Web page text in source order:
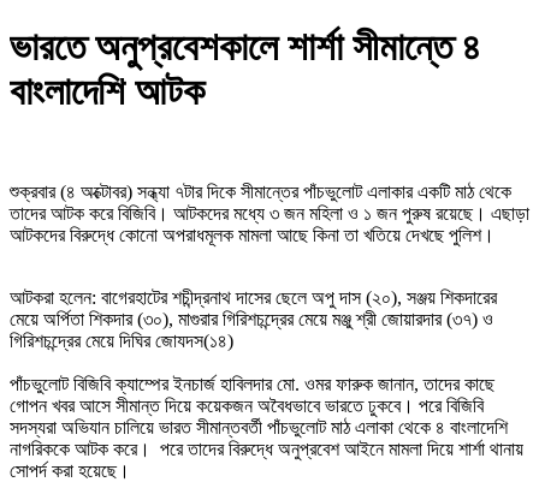
ভারতে অনুপ্রবেশকালে শার্শা সীমান্তে ৪
বাংলাদেশি আটক
শুক্রবার (৪ অক্টোবর) সন্ধ্যা ৭টার দিকে সীমান্তের পাঁচভুলোট এলাকার একটি মাঠ থেকে
তাদের আটক করে বিজিবি। আটকদের মধ্যে ৩ জন মহিলা ও ১ জন পুরুষ রয়েছে। এছাড়া
আটকদের বিরুদ্ধে কোনো অপরাধমূলক মামলা আছে কিনা তা খতিয়ে দেখছে পুলিশ।
আটকরা হলেন: বাগেরহাটের শচীন্দ্রনাথ দাসের ছেলে অপু দাস (২০), সঞ্জয় শিকদারের
মেয়ে অর্পিতা শিকদার (৩০), মাগুরার গিরিশচন্দ্রের মেয়ে মঞ্জু শ্রী জোয়ারদার (৩৭) ও
গিরিশচন্দ্রের মেয়ে দিঘির জোযদস(১৪)
পাঁচভুলোট বিজিবি ক্যাম্পের ইনচার্জ হাবিলদার মো. ওমর ফারুক জানান, তাদের কাছে
গোপন খবর আসে সীমান্ত দিয়ে কয়েকজন অবৈধভাবে ভারতে ঢুকবে। পরে বিজিবি
সদস্যরা অভিযান চালিয়ে ভারত সীমান্তবর্তী পাঁচভুলোট মাঠ এলাকা থেকে ৪ বাংলাদেশি
নাগরিককে আটক করে। পরে তাদের বিরুদ্ধে অনুপ্রবেশ আইনে মামলা দিয়ে শার্শা থানায়
সোপর্দ করা হয়েছে।